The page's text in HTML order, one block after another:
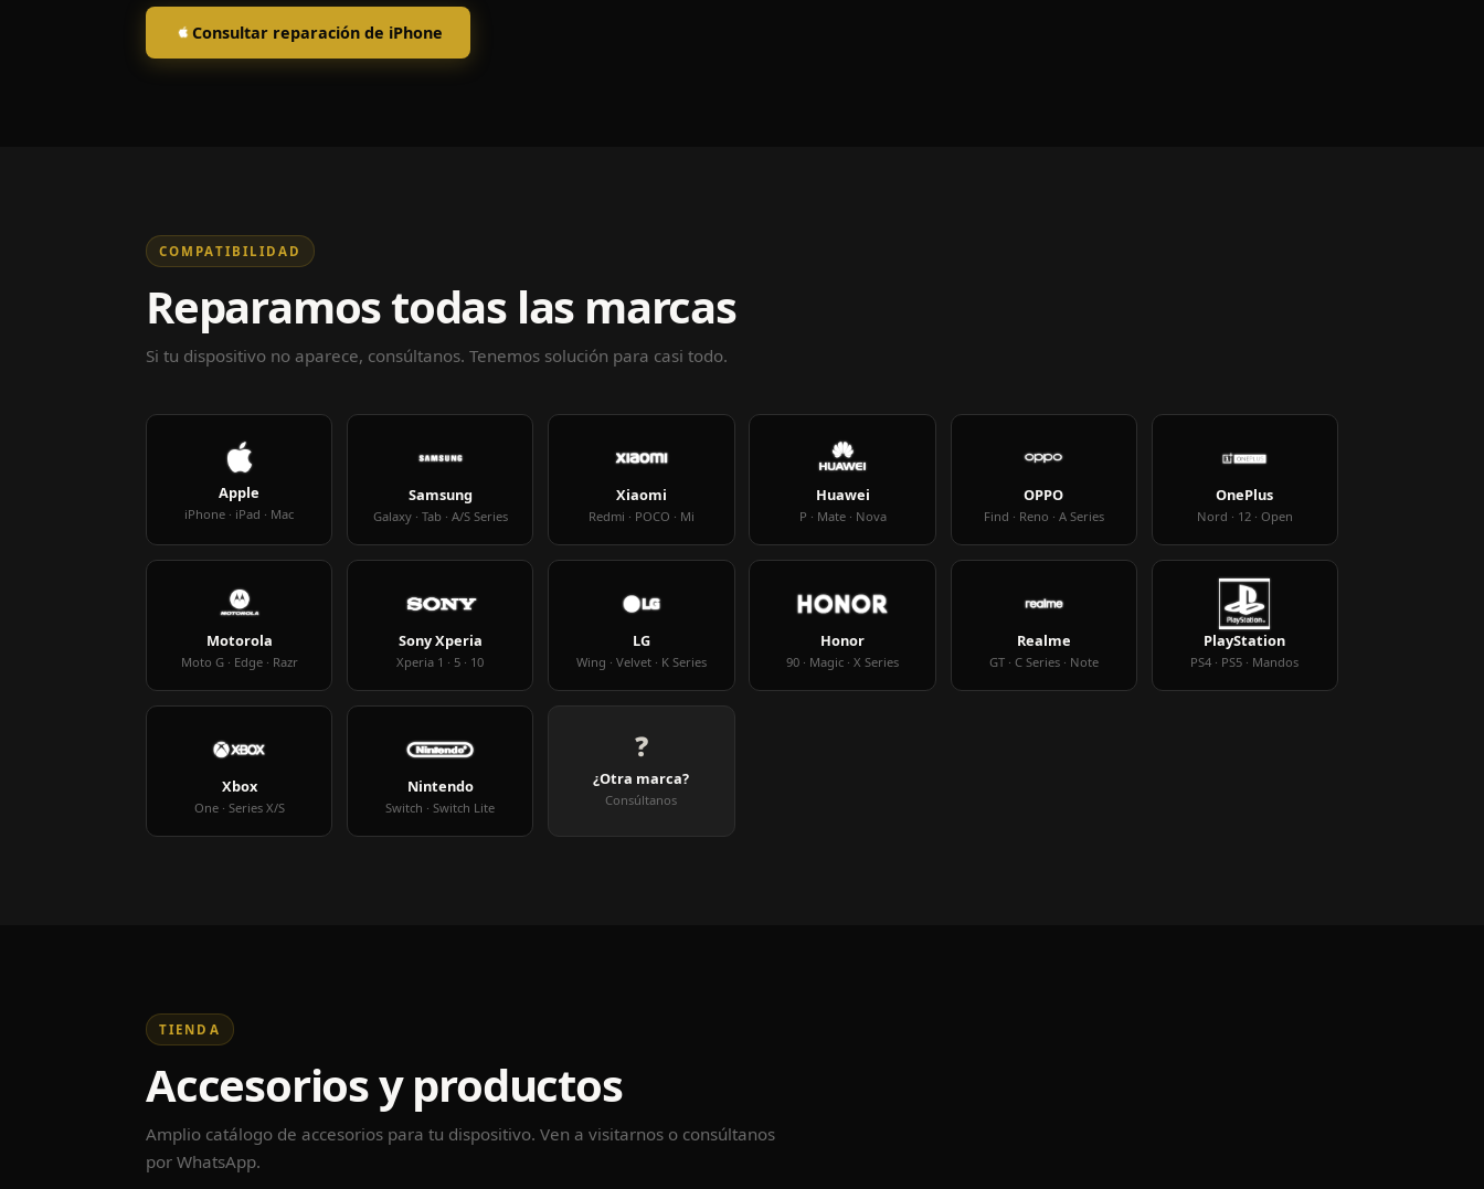
Consultar reparación de iPhone
COMPATIBILIDAD
Reparamos todas las marcas
Si tu dispositivo no aparece, consúltanos. Tenemos solución para casi todo.
Apple
iPhone · iPad · Mac
Samsung
Galaxy · Tab · A/S Series
Xiaomi
Redmi · POCO · Mi
Huawei
P · Mate · Nova
OPPO
Find · Reno · A Series
OnePlus
Nord · 12 · Open
Motorola
Moto G · Edge · Razr
Sony Xperia
Xperia 1 · 5 · 10
LG
Wing · Velvet · K Series
Honor
90 · Magic · X Series
Realme
GT · C Series · Note
PlayStation
PS4 · PS5 · Mandos
Xbox
One · Series X/S
Nintendo
Switch · Switch Lite
❓
¿Otra marca?
Consúltanos
TIENDA
Accesorios y productos
Amplio catálogo de accesorios para tu dispositivo. Ven a visitarnos o consúltanos
por WhatsApp.